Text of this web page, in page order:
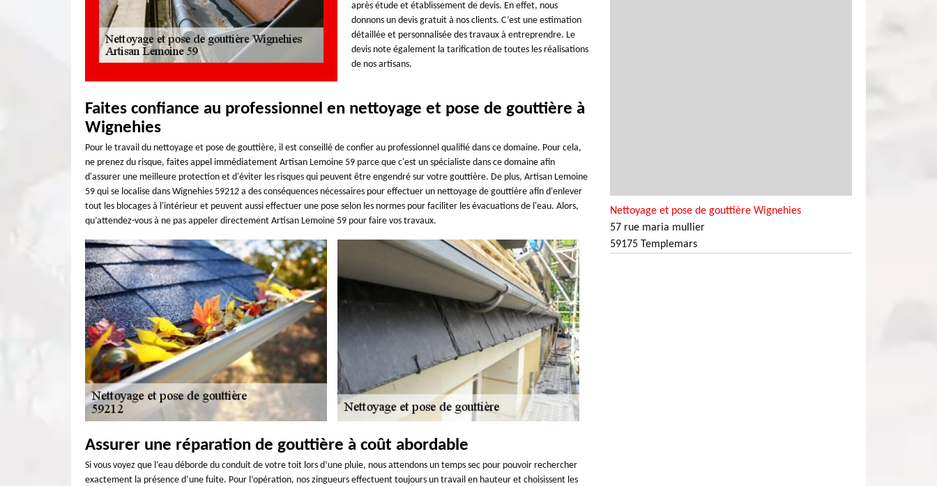
après étude et établissement de devis. En effet, nous
donnons un devis gratuit à nos clients. C’est une estimation
détaillée et personnalisée des travaux à entreprendre. Le
devis note également la tarification de toutes les réalisations
de nos artisans.
Faites confiance au professionnel en nettoyage et pose de gouttière à
Wignehies
Pour le travail du nettoyage et pose de gouttière, il est conseillé de confier au professionnel qualifié dans ce domaine. Pour cela,
ne prenez du risque, faites appel immédiatement Artisan Lemoine 59 parce que c'est un spécialiste dans ce domaine afin
d'assurer une meilleure protection et d'éviter les risques qui peuvent être engendré sur votre gouttière. De plus, Artisan Lemoine
59 qui se localise dans Wignehies 59212 a des conséquences nécessaires pour effectuer un nettoyage de gouttière afin d'enlever
tout les blocages à l'intérieur et peuvent aussi effectuer une pose selon les normes pour faciliter les évacuations de l'eau. Alors,
qu’attendez-vous à ne pas appeler directement Artisan Lemoine 59 pour faire vos travaux.
Assurer une réparation de gouttière à coût abordable
Si vous voyez que l’eau déborde du conduit de votre toit lors d’une pluie, nous attendons un temps sec pour pouvoir rechercher
exactement la présence d’une fuite. Pour l’opération, nos zingueurs effectuent toujours un travail en hauteur et choisissent les
Nettoyage et pose de gouttière Wignehies
57 rue maria mullier
59175 Templemars